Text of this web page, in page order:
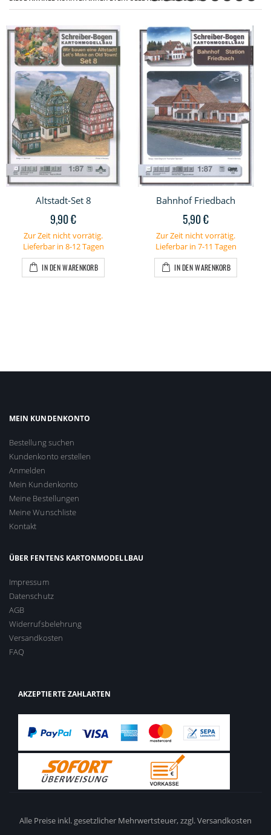
Altstadt-Set 8
9,90 €
Zur Zeit nicht vorrätig.
Lieferbar in 8-12 Tagen
IN DEN WARENKORB
Bahnhof Friedbach
5,90 €
Zur Zeit nicht vorrätig.
Lieferbar in 7-11 Tagen
IN DEN WARENKORB
MEIN KUNDENKONTO
Bestellung suchen
Kundenkonto erstellen
Anmelden
Mein Kundenkonto
Meine Bestellungen
Meine Wunschliste
Kontakt
ÜBER FENTENS KARTONMODELLBAU
Impressum
Datenschutz
AGB
Widerrufsbelehrung
Versandkosten
FAQ
AKZEPTIERTE ZAHLARTEN
Alle Preise inkl. gesetzlicher Mehrwertsteuer,zzgl. Versandkosten